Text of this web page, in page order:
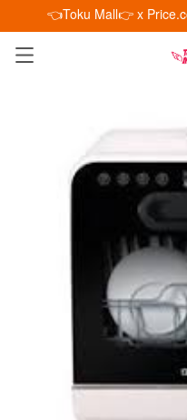
👈Toku Mall👉 x
已加入購物車